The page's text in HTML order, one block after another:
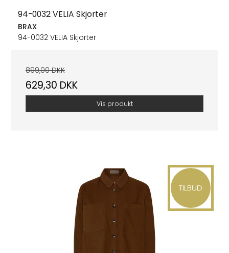
94-0032 VELIA Skjorter
BRAX
94-0032 VELIA Skjorter
899,00 DKK
629,30 DKK
Vis produkt
TILBUD